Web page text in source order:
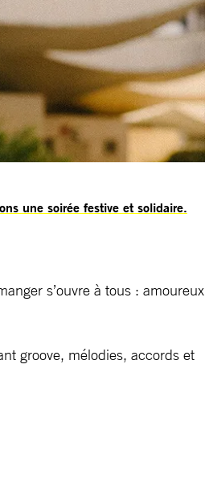
une soirée festive et solidaire.
s’ouvre à tous : amoureux
groove, mélodies, accords et